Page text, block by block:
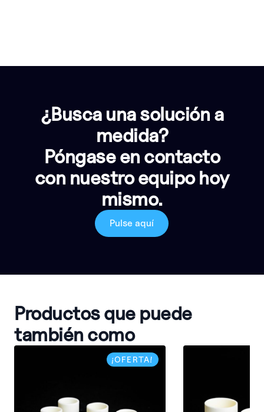
¿Busca una solución a
medida?
Póngase en contacto
con nuestro equipo hoy
mismo.
Pulse aquí
Productos que puede
también como
¡OFERTA!